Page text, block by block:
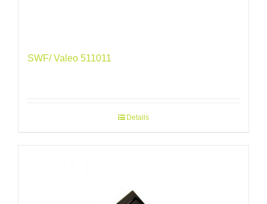
SWF/ Valeo 511011
Details